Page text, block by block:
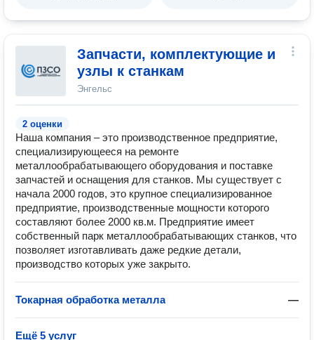
Запчасти, комплектующие и
узлы к станкам
Энгельс
2 оценки
Наша компания – это производственное предприятие,
специализирующееся на ремонте
металлообрабатывающего оборудования и поставке
запчастей и оснащения для станков. Мы существует с
начала 2000 годов, это крупное специализированное
предприятие, производственные мощности которого
составляют более 2000 кв.м. Предприятие имеет
собственный парк металлообрабатывающих станков, что
позволяет изготавливать даже редкие детали,
производство которых уже закрыто.
Токарная обработка металла —
Ещё 5 услуг